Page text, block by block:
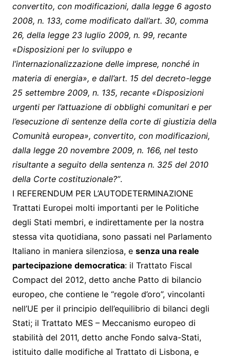
convertito, con modificazioni, dalla legge 6 agosto
2008, n. 133, come modificato dall’art. 30, comma
26, della legge 23 luglio 2009, n. 99, recante
«Disposizioni per lo sviluppo e
l’internazionalizzazione delle imprese, nonché in
materia di energia», e dall’art. 15 del decreto-legge
25 settembre 2009, n. 135, recante «Disposizioni
urgenti per l’attuazione di obblighi comunitari e per
l’esecuzione di sentenze della corte di giustizia della
Comunità europea», convertito, con modificazioni,
dalla legge 20 novembre 2009, n. 166, nel testo
risultante a seguito della sentenza n. 325 del 2010
della Corte costituzionale?”.
I REFERENDUM PER L’AUTODETERMINAZIONE
Trattati Europei molti importanti per le Politiche
degli Stati membri, e indirettamente per la nostra
stessa vita quotidiana, sono passati nel Parlamento
Italiano in maniera silenziosa, e senza una reale
partecipazione democratica: il Trattato Fiscal
Compact del 2012, detto anche Patto di bilancio
europeo, che contiene le “regole d’oro”, vincolanti
nell’UE per il principio dell’equilibrio di bilanci degli
Stati; il Trattato MES – Meccanismo europeo di
stabilità del 2011, detto anche Fondo salva-Stati,
istituito dalle modifiche al Trattato di Lisbona, e